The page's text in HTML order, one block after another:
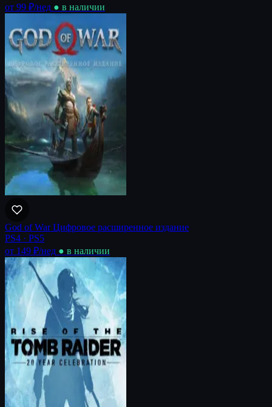
от 99 ₽/нед ● в наличии
God of War Цифровое расширенное издание
PS4 · PS5
от 149 ₽/нед ● в наличии